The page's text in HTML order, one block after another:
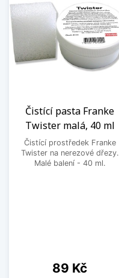
Čistící pasta Franke
Twister malá, 40 ml
Čistící prostředek Franke
Twister na nerezové dřezy.
Malé balení - 40 ml.
Cena
89 Kč